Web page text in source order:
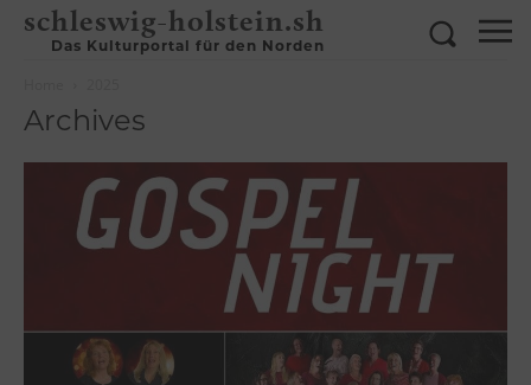
schleswig-holstein.sh
Das Kulturportal für den Norden
Archives